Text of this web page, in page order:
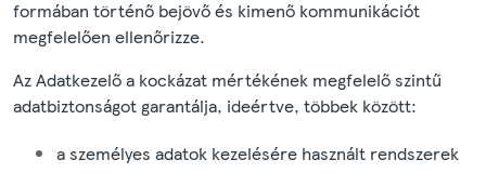
formában történő bejövő és kimenő kommunikációt
megfelelően ellenőrizze.
Az Adatkezelő a kockázat mértékének megfelelő szintű
adatbiztonságot garantálja, ideértve, többek között:
a személyes adatok kezelésére használt rendszerek